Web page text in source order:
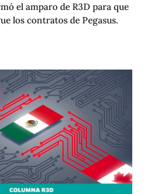
el amparo de R3D para que
los contratos de Pegasus.